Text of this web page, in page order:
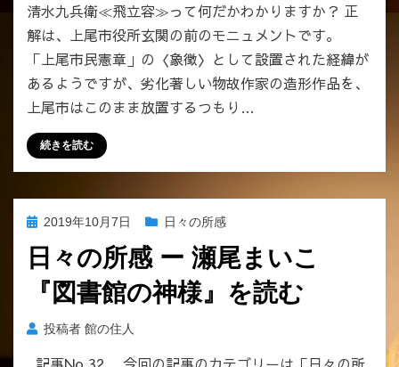
を
放
置
る
市
ー
清水九兵衛≪飛立容≫って何だかわかりますか？ 正
解は、上尾市役所玄関の前のモニュメントです。
「上尾市民憲章」の〈象徴〉として設置された経緯が
あるようですが、劣化著しい物故作家の造形作品を、
上尾市はこのまま放置するつもり…
続きを読む
投
日:
2019年10月7日 日々の所感
日々の所感 ー 瀬尾まいこ
『図書館の神様』を読む
投稿者 館の住人